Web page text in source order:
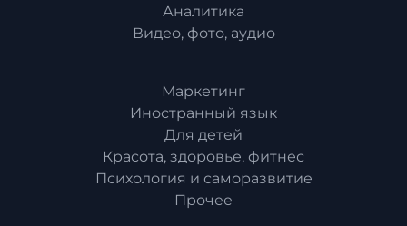
Аналитика
Видео, фото, аудио
Маркетинг
Иностранный язык
Для детей
Красота, здоровье, фитнес
Психология и саморазвитие
Прочее